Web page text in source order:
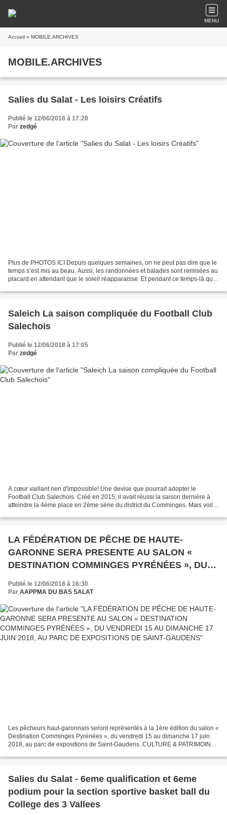
MENU
Accueil » MOBILE.ARCHIVES
MOBILE.ARCHIVES
Salies du Salat - Les loisirs Créatifs
Publié le 12/06/2018 à 17:28
Par zedgé
Plus de PHOTOS ICI Depuis quelques semaines, on ne peut pas dire que le
temps s’est mis au beau. Aussi, les randonnées et balades sont remisées au
placard en attendant que le soleil réapparaisse. Et pendant ce temps-là que
Saleich La saison compliquée du Football Club
Salechois
Publié le 12/06/2018 à 17:05
Par zedgé
A cœur vaillant rien d'impossible! Une devise que pourrait adopter le
Football Club Salechois. Créé en 2015, il avait réussi la saison dernière à
atteindre la 4ème place en 2ème série du district du Comminges. Mais voilà,
LA FÉDÉRATION DE PÊCHE DE HAUTE-
GARONNE SERA PRESENTE AU SALON «
DESTINATION COMMINGES PYRÉNÉES », DU
VENDREDI 15 AU DIMANCHE 17 JUIN 2018, AU
PARC DE EXPOSITIONS DE SAINT-GAUDENS
Publié le 12/06/2018 à 16:30
Par AAPPMA DU BAS SALAT
Les pêcheurs haut-garonnais seront représentés à la 1ère édition du salon «
Destination Comminges Pyrénées », du vendredi 15 au dimanche 17 juin
2018, au parc de expositions de Saint-Gaudens. CULTURE & PATRIMOINE
Salies du Salat - 6eme qualification et 6eme
podium pour la section sportive basket ball du
College des 3 Vallees